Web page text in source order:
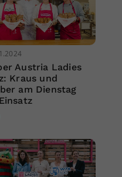
Austria Ladies
Kraus und
am Dienstag